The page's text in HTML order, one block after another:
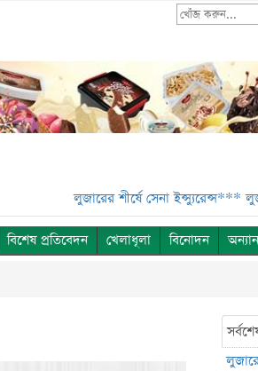
লুজারের শীর্ষে সেনা ইন্স্যুরেন্স*** লুজারের
বিশেষ প্রতিবেদন খেলাধূলা বিনোদন